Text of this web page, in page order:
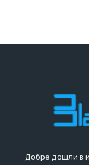
Добре дошли в